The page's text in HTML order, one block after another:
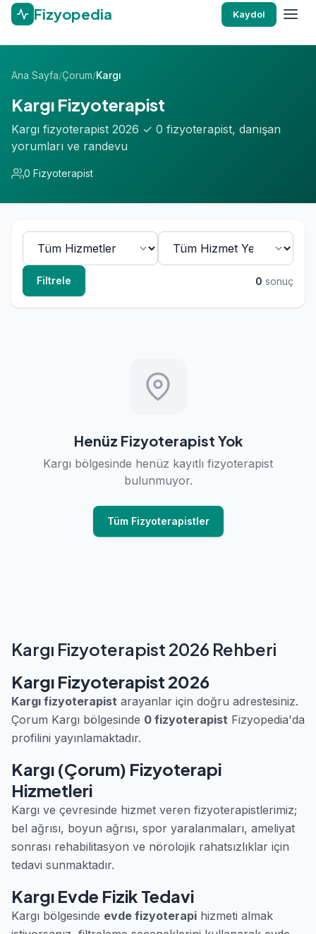
Fizyopedia Kaydol
Ana Sayfa/Çorum/Kargı
Kargı Fizyoterapist
Kargı fizyoterapist 2026 ✓ 0 fizyoterapist, danışan
yorumları ve randevu
0 Fizyoterapist
Filtrele 0 sonuç
Henüz Fizyoterapist Yok
Kargı bölgesinde henüz kayıtlı fizyoterapist
bulunmuyor.
Tüm Fizyoterapistler
Kargı Fizyoterapist 2026 Rehberi
Kargı Fizyoterapist 2026
Kargı fizyoterapist arayanlar için doğru adrestesiniz.
Çorum Kargı bölgesinde 0 fizyoterapist Fizyopedia'da
profilini yayınlamaktadır.
Kargı (Çorum) Fizyoterapi
Hizmetleri
Kargı ve çevresinde hizmet veren fizyoterapistlerimiz;
bel ağrısı, boyun ağrısı, spor yaralanmaları, ameliyat
sonrası rehabilitasyon ve nörolojik rahatsızlıklar için
tedavi sunmaktadır.
Kargı Evde Fizik Tedavi
Kargı bölgesinde evde fizyoterapi hizmeti almak